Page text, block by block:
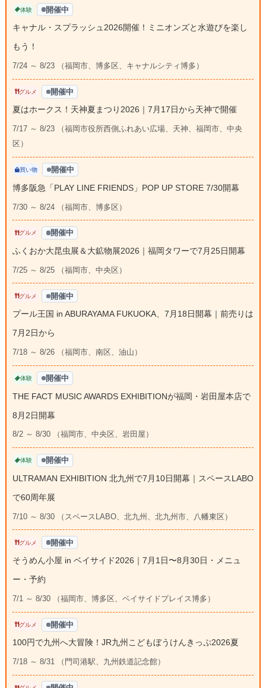
体験 開催中
キャナル・スプラッシュ2026開催！ミニオンズと水遊びを楽し
もう！
7/24 ～ 8/23 （福岡市、博多区、キャナルシティ博多）
グルメ 開催中
夏はホークス！天神夏まつり2026｜7月17日から天神で開催
7/17 ～ 8/23 （福岡市役所西側ふれあい広場、天神、福岡市、中央
区）
買い物 開催中
博多阪急「PLAY LINE FRIENDS」POP UP STORE 7/30開幕
7/30 ～ 8/24 （福岡市、博多区）
グルメ 開催中
ふくおか大昆虫展＆大鉱物展2026｜福岡タワーで7月25日開幕
7/25 ～ 8/25 （福岡市、中央区）
グルメ 開催中
プール王国 in ABURAYAMA FUKUOKA、7月18日開幕｜前売りは
7月2日から
7/18 ～ 8/26 （福岡市、南区、油山）
体験 開催中
THE FACT MUSIC AWARDS EXHIBITIONが福岡・岩田屋本店で
8月2日開幕
8/2 ～ 8/30 （福岡市、中央区、岩田屋）
体験 開催中
ULTRAMAN EXHIBITION 北九州で7月10日開幕｜スペースLABO
で60周年展
7/10 ～ 8/30 （スペースLABO、北九州、北九州市、八幡東区）
グルメ 開催中
そうめん小屋 in ベイサイド2026｜7月1日〜8月30日・メニュ
ー・予約
7/1 ～ 8/30 （福岡市、博多区、ベイサイドプレイス博多）
グルメ 開催中
100円で九州へ大冒険！JR九州こどもぼうけんきっぷ2026夏
7/18 ～ 8/31 （門司港駅、九州鉄道記念館）